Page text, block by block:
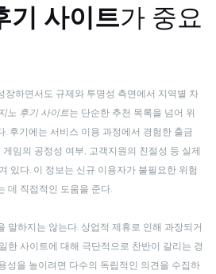
기 사이트가 중요
장하면서도 규제와 투명성 측면에서 지역별 차
노 후기 사이트는 단순한 추천 목록을 넘어 위
. 후기에는 서비스 이용 과정에서 경험한 출금
임의 공정성 여부, 고객지원의 친절성 등 실제
있다. 이 정보는 신규 이용자가 불필요한 위험
데 직접적인 도움을 준다.
말하지는 않는다. 상업적 제휴로 인해 과장되거
한 사이트에 대해 극단적으로 찬반이 갈리는 경
성을 높이려면 다수의 독립적인 의견을 수집하